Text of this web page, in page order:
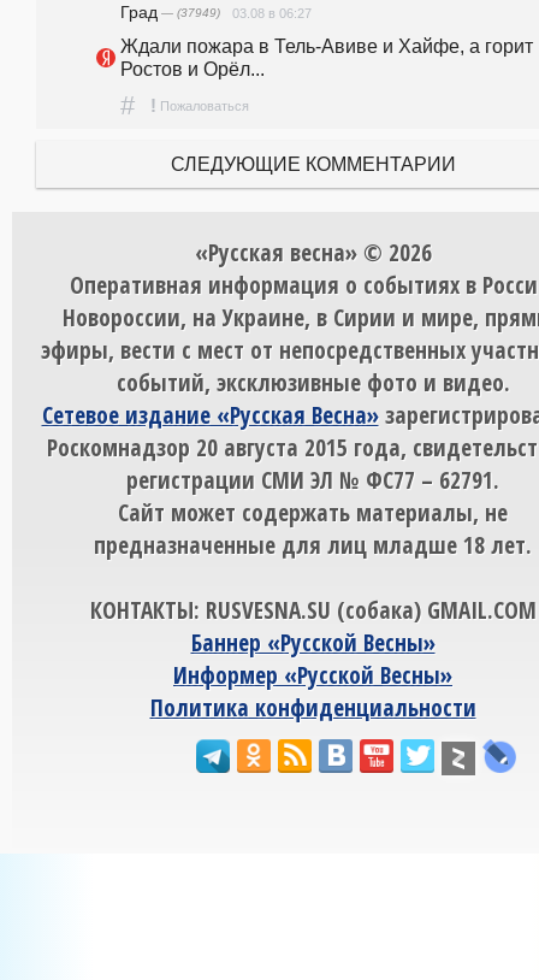
Град — (37949) 03.08 в 06:27
Ждали пожара в Тель-Авиве и Хайфе, а горит
Ростов и Орёл...
# ! Пожаловаться
СЛЕДУЮЩИЕ КОММЕНТАРИИ
«Русская весна» © 2026
Оперативная информация о событиях в
Новороссии, на Украине, в Сирии и мире,
эфиры, вести с мест от непосредственных
событий, эксклюзивные фото и видео.
Сетевое издание «Русская Весна»
Роскомнадзор 20 августа 2015 года,
регистрации СМИ ЭЛ № ФС77 – 62791.
Сайт может содержать материалы, не
предназначенные для лиц младше 18 лет.
КОНТАКТЫ: RUSVESNA.SU (собака) GMAIL.COM
Баннер «Русской Весны»
Информер «Русской Весны»
Политика конфиденциальности